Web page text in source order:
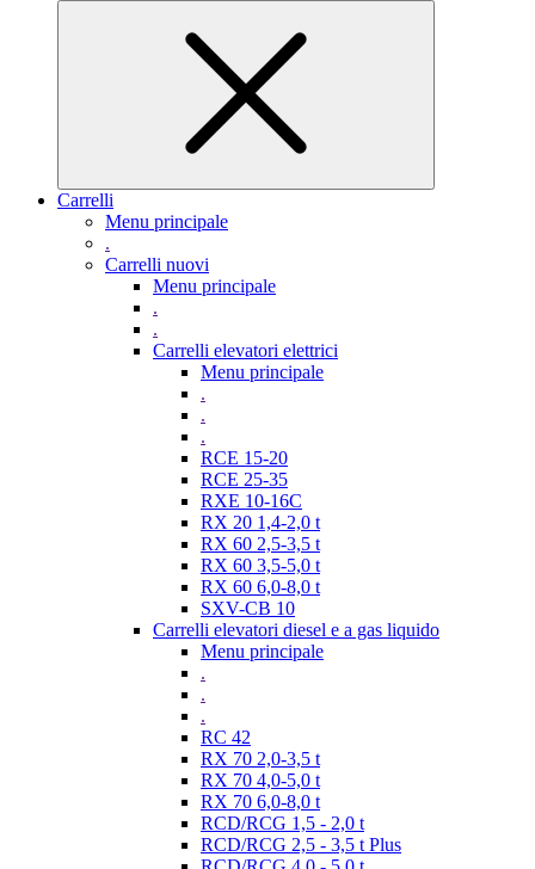
Carrelli
Menu principale
.
Carrelli nuovi
Menu principale
.
.
Carrelli elevatori elettrici
Menu principale
.
.
.
RCE 15-20
RCE 25-35
RXE 10-16C
RX 20 1,4-2,0 t
RX 60 2,5-3,5 t
RX 60 3,5-5,0 t
RX 60 6,0-8,0 t
SXV-CB 10
Carrelli elevatori diesel e a gas liquido
Menu principale
.
.
.
RC 42
RX 70 2,0-3,5 t
RX 70 4,0-5,0 t
RX 70 6,0-8,0 t
RCD/RCG 1,5 - 2,0 t
RCD/RCG 2,5 - 3,5 t Plus